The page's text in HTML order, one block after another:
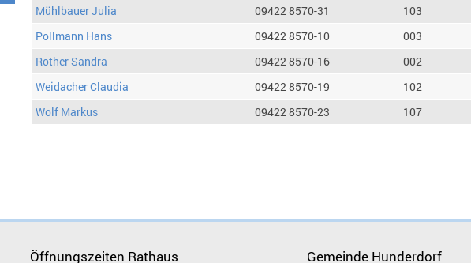
Mühlbauer Julia
09422 8570-31 103
Pollmann Hans
09422 8570-10 003
Rother Sandra
09422 8570-16 002
Weidacher Claudia
09422 8570-19 102
Wolf Markus
09422 8570-23 107
Öffnungszeiten Rathaus Gemeinde Hunderdorf